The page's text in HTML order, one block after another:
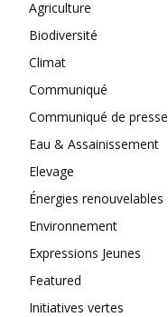
Agriculture
Biodiversité
Climat
Communiqué
Communiqué de presse
Eau & Assainissement
Elevage
Énergies renouvelables
Environnement
Expressions Jeunes
Featured
Initiatives vertes